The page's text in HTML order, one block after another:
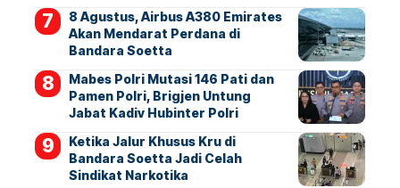
8 Agustus, Airbus A380 Emirates
Akan Mendarat Perdana di
Bandara Soetta
Mabes Polri Mutasi 146 Pati dan
Pamen Polri, Brigjen Untung
Jabat Kadiv Hubinter Polri
Ketika Jalur Khusus Kru di
Bandara Soetta Jadi Celah
Sindikat Narkotika